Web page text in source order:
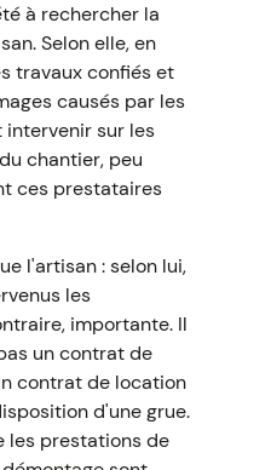
à rechercher la
Selon elle, en
travaux confiés et
causés par les
sur les
chantier, peu
ces prestataires
l'artisan : selon lui,
les
importante. Il
un contrat de
contrat de location
d'une grue.
les prestations de